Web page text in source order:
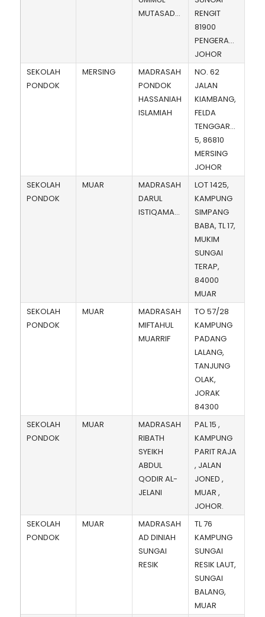
MUTASADDIQIN
RENGIT
81900
PENGERANG,
JOHOR
SEKOLAH
PONDOK
MERSING
MADRASAH
PONDOK
HASSANIAH
ISLAMIAH
NO. 62
JALAN
KIAMBANG,
FELDA
TENGGAROH
5, 86810
MERSING
JOHOR
SEKOLAH
PONDOK
MUAR
MADRASAH
DARUL
ISTIQAMAH
LOT 1425,
KAMPUNG
SIMPANG
BABA, TL 17,
MUKIM
SUNGAI
TERAP,
84000
MUAR
SEKOLAH
PONDOK
MUAR
MADRASAH
MIFTAHUL
MUARRIF
TO 57/28
KAMPUNG
PADANG
LALANG,
TANJUNG
OLAK,
JORAK
84300
SEKOLAH
PONDOK
MUAR
MADRASAH
RIBATH
SYEIKH
ABDUL
QODIR AL-
JELANI
PAL 15 ,
KAMPUNG
PARIT RAJA
, JALAN
JONED ,
MUAR ,
JOHOR.
SEKOLAH
PONDOK
MUAR
MADRASAH
AD DINIAH
SUNGAI
RESIK
TL 76
KAMPUNG
SUNGAI
RESIK LAUT,
SUNGAI
BALANG,
MUAR